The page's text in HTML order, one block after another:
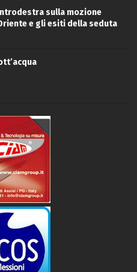
sulla mozione
e gli esiti della seduta